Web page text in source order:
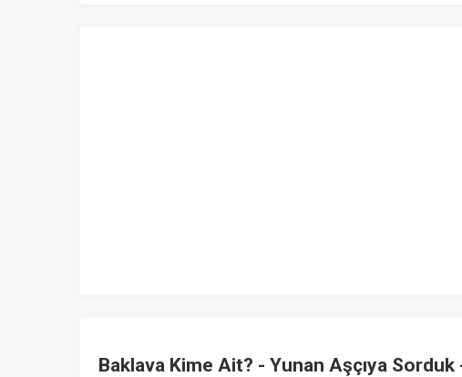
Baklava Kime Ait? - Yunan Aşçıya Sorduk